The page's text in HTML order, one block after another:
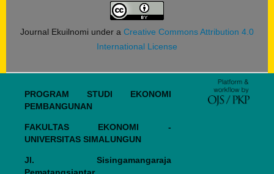
Journal Ekuilnomi under a Creative Commons Attribution 4.0
International License
PROGRAM STUDI EKONOMI
PEMBANGUNAN
FAKULTAS EKONOMI -
UNIVERSITAS SIMALUNGUN
Jl. Sisingamangaraja